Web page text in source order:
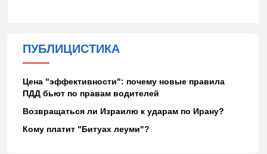
ПУБЛИЦИСТИКА
Цена "эффективности": почему новые правила
ПДД бьют по правам водителей
Возвращаться ли Израилю к ударам по Ирану?
Кому платит "Битуах леуми"?